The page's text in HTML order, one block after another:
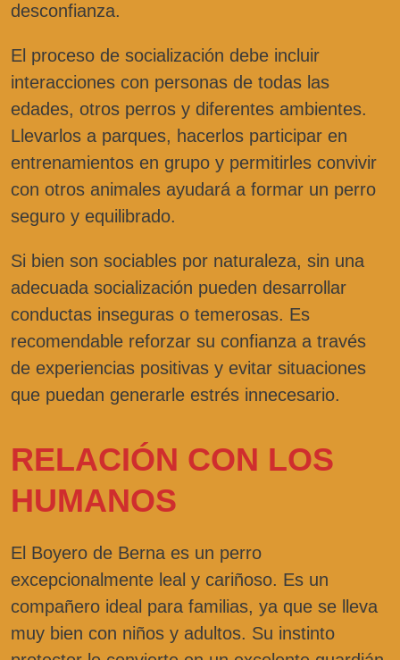
desconfianza.
El proceso de socialización debe incluir
interacciones con personas de todas las
edades, otros perros y diferentes ambientes.
Llevarlos a parques, hacerlos participar en
entrenamientos en grupo y permitirles convivir
con otros animales ayudará a formar un perro
seguro y equilibrado.
Si bien son sociables por naturaleza, sin una
adecuada socialización pueden desarrollar
conductas inseguras o temerosas. Es
recomendable reforzar su confianza a través
de experiencias positivas y evitar situaciones
que puedan generarle estrés innecesario.
RELACIÓN CON LOS
HUMANOS
El Boyero de Berna es un perro
excepcionalmente leal y cariñoso. Es un
compañero ideal para familias, ya que se lleva
muy bien con niños y adultos. Su instinto